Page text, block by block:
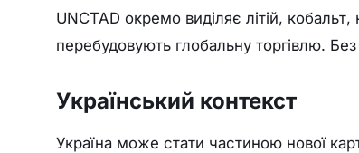
UNCTAD окремо виділяє літій,
перебудовують глобальну торгівлю.
Український контекст
Україна може стати частиною нової